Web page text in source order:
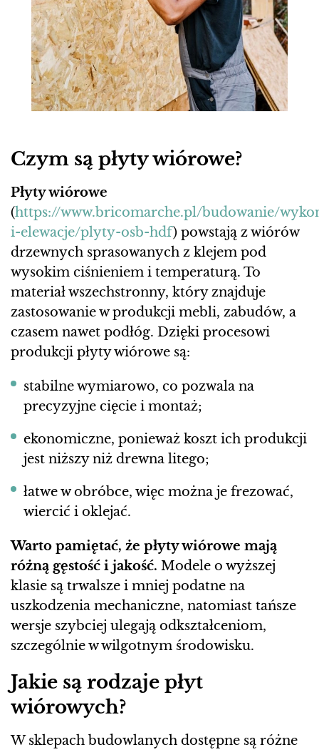
Czym są płyty wiórowe?
Płyty wiórowe
(https://www.bricomarche.pl/budowanie/
i-elewacje/plyty-osb-hdf) powstają z wiórów
drzewnych sprasowanych z klejem pod
wysokim ciśnieniem i temperaturą. To
materiał wszechstronny, który znajduje
zastosowanie w produkcji mebli, zabudów, a
czasem nawet podłóg. Dzięki procesowi
produkcji płyty wiórowe są:
stabilne wymiarowo, co pozwala na
precyzyjne cięcie i montaż;
ekonomiczne, ponieważ koszt ich produkcji
jest niższy niż drewna litego;
łatwe w obróbce, więc można je frezować,
wiercić i oklejać.
Warto pamiętać, że płyty wiórowe mają
różną gęstość i jakość. Modele o wyższej
klasie są trwalsze i mniej podatne na
uszkodzenia mechaniczne, natomiast tańsze
wersje szybciej ulegają odkształceniom,
szczególnie w wilgotnym środowisku.
Jakie są rodzaje płyt
wiórowych?
W sklepach budowlanych dostępne są różne